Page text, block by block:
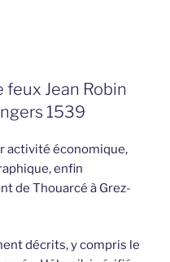
Jean Robin
1539
activité économique,
enfin
de Thouarcé à Grez-
décrits, y compris le